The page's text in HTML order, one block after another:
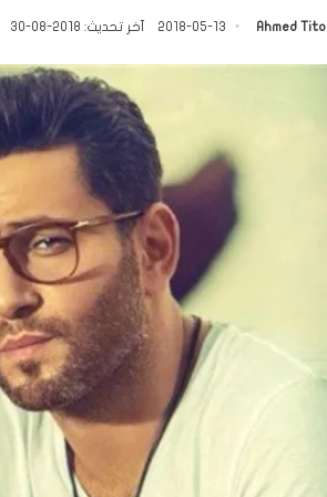
Ahmed Tito
2018-05-13 آخر تحديث: 2018-08-30